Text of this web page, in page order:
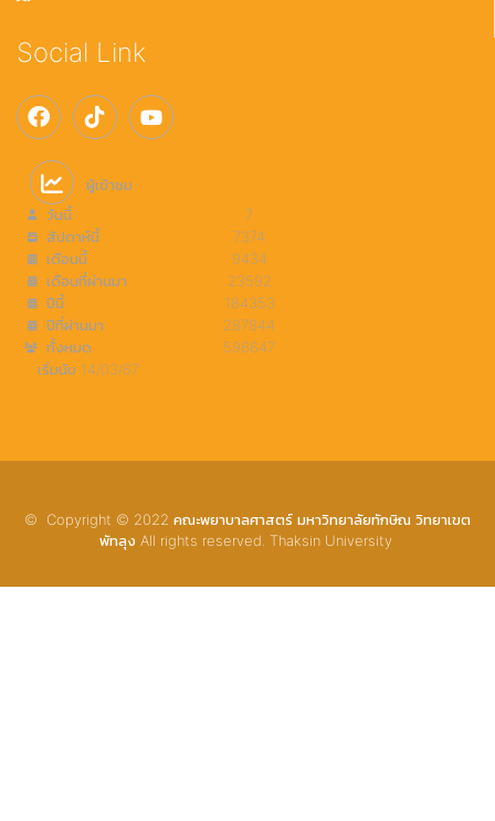
Social Link
ผู้เข้าชม
วันนี้
7
สัปดาห์นี้
7374
เดือนนี้
9434
เดือนที่ผ่านมา
23592
ปีนี้
184353
ปีที่ผ่านมา
287844
ทั้งหมด
596647
เริ่มนับ 14/03/67
© Copyright © 2022 คณะพยาบาลศาสตร์ มหาวิทยาลัยทักษิณ วิทยาเขต
พัทลุง All rights reserved. Thaksin University